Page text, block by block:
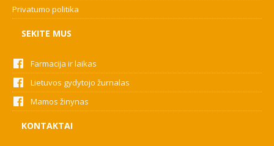
Privatumo politika
SEKITE MUS
Farmacija ir laikas
Lietuvos gydytojo žurnalas
Mamos žinynas
KONTAKTAI